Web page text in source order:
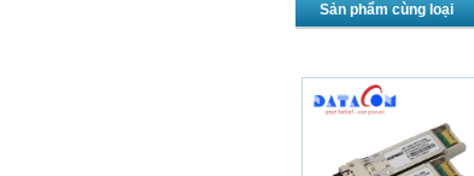
Sản phẩm cùng loại